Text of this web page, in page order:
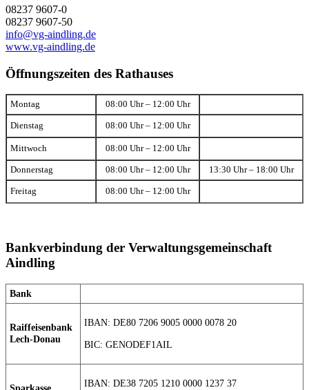
08237 9607-0
08237 9607-50
info@vg-aindling.de
www.vg-aindling.de
Öffnungszeiten des Rathauses
Montag 08:00 Uhr – 12:00 Uhr
Dienstag 08:00 Uhr – 12:00 Uhr
Mittwoch 08:00 Uhr – 12:00 Uhr
Donnerstag 08:00 Uhr – 12:00 Uhr 13:30 Uhr – 18:00 Uhr
Freitag 08:00 Uhr – 12:00 Uhr
Bankverbindung der Verwaltungsgemeinschaft
Aindling
Bank
Raiffeisenbank
Lech-Donau
IBAN: DE80 7206 9005 0000 0078 20
BIC: GENODEF1AIL
IBAN: DE38 7205 1210 0000 1237 37